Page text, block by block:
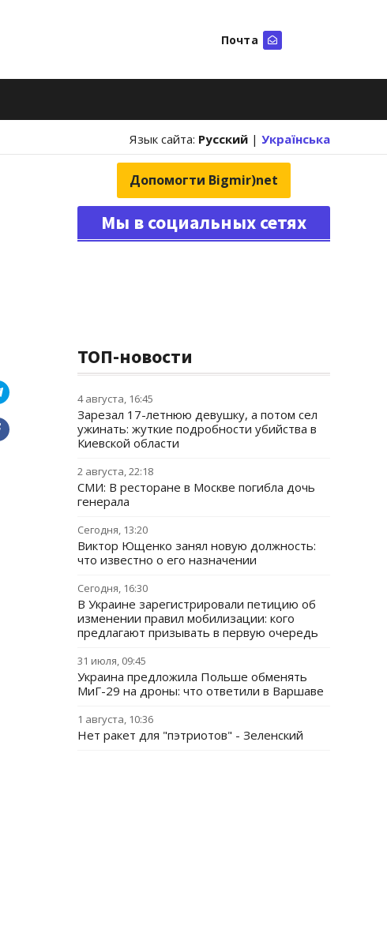
Почта
Язык сайта: Русский | Українська
Допомогти Bigmir)net
Мы в социальных сетях
ТОП-новости
4 августа, 16:45
Зарезал 17-летнюю девушку, а потом сел
ужинать: жуткие подробности убийства в
Киевской области
2 августа, 22:18
СМИ: В ресторане в Москве погибла дочь
генерала
Сегодня, 13:20
Виктор Ющенко занял новую должность:
что известно о его назначении
Сегодня, 16:30
В Украине зарегистрировали петицию об
изменении правил мобилизации: кого
предлагают призывать в первую очередь
31 июля, 09:45
Украина предложила Польше обменять
МиГ-29 на дроны: что ответили в Варшаве
1 августа, 10:36
Нет ракет для "пэтриотов" - Зеленский